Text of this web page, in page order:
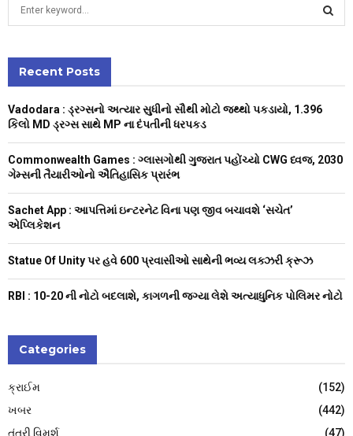
h
f
o
C
Recent Posts
Vadodara : ડ્રગ્સનો અત્યાર સુધીનો સૌથી મોટો જથ્થો પકડાયો, 1.396
કિલો MD ડ્રગ્સ સાથે MP ના દંપતીની ધરપકડ
Commonwealth Games : ગ્લાસગોથી ગુજરાત પહોંચ્યો CWG ધ્વજ, 2030
ગેમ્સની તૈયારીઓનો ઐતિહાસિક પ્રારંભ
Sachet App : આપત્તિમાં ઇન્ટરનેટ વિના પણ જીવ બચાવશે ‘સચેત’
એપ્લિકેશન
Statue Of Unity પર હવે 600 પ્રવાસીઓ સાથેની ભવ્ય લક્ઝરી ક્રૂઝ
RBI : ₹10-20 ની નોટો બદલાશે, કાગળની જગ્યા લેશે અત્યાધુનિક પોલિમર નોટો
Categories
ક્રાઈમ
(152)
ખબર
(442)
તંત્રી વિમર્શ
(47)